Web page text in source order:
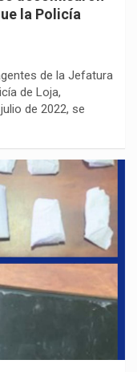
la Policía
de la Jefatura
de Loja,
de 2022, se